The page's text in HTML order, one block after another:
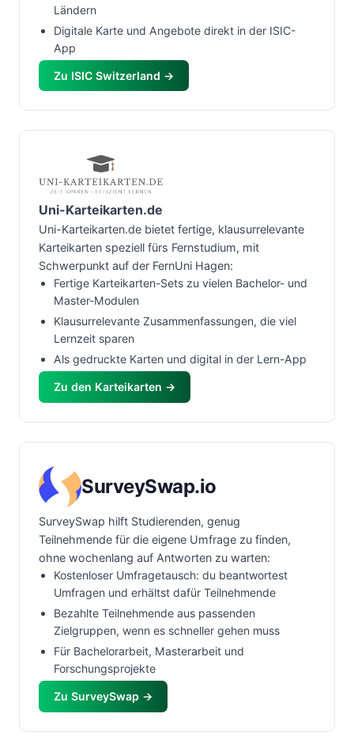
Ländern
Digitale Karte und Angebote direkt in der ISIC-
App
Zu ISIC Switzerland →
Uni-Karteikarten.de
Uni-Karteikarten.de bietet fertige, klausurrelevante
Karteikarten speziell fürs Fernstudium, mit
Schwerpunkt auf der FernUni Hagen:
Fertige Karteikarten-Sets zu vielen Bachelor- und
Master-Modulen
Klausurrelevante Zusammenfassungen, die viel
Lernzeit sparen
Als gedruckte Karten und digital in der Lern-App
Zu den Karteikarten →
SurveySwap.io
SurveySwap hilft Studierenden, genug
Teilnehmende für die eigene Umfrage zu finden,
ohne wochenlang auf Antworten zu warten:
Kostenloser Umfragetausch: du beantwortest
Umfragen und erhältst dafür Teilnehmende
Bezahlte Teilnehmende aus passenden
Zielgruppen, wenn es schneller gehen muss
Für Bachelorarbeit, Masterarbeit und
Forschungsprojekte
Zu SurveySwap →